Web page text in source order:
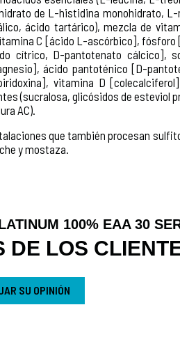
de L-histidina monohidrato,
ácido tartárico), mezcla de
C [ácido L-ascórbico],
cítrico, D-pantotenato cálcico],
ácido pantoténico [D-
vitamina D
(sucralosa, glicósidos de
AC).
que también procesan
y mostaza.
100% EAA 30
DE LOS
SU OPINIÓN